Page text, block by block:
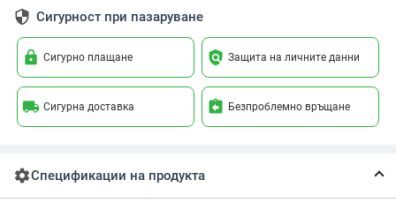
security Сигурност при пазаруване
lock Сигурно плащане policy Защита на личните данни
local_shipping Сигурна доставка assignment_return Безпроблемно връщане
settingsСпецификации на продукта